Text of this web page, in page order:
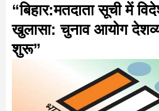
“बिहार:मतदाता सूची में
खुलासा: चुनाव आयोग
शुरू”